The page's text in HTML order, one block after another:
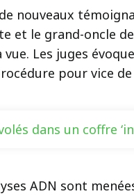
nouveaux
et le grand-oncle
Les juges
pour vice de
dans un coffre
ADN sont